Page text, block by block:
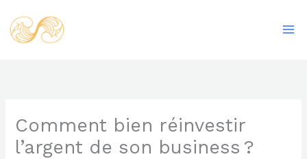
au
contenu
Comment bien réinvestir
l’argent de son business ?